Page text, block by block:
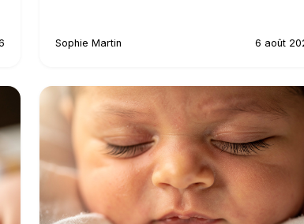
Sophie Martin 6 août